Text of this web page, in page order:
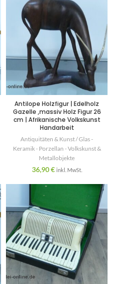
Antilope Holzfigur | Edelholz
Gazelle ,massiv Holz Figur 26
cm | Afrikanische Volkskunst
Handarbeit
Antiquitäten & Kunst / Glas -
Keramik - Porzellan - Volkskunst &
Metallobjekte
36,90€ inkl. MwSt.